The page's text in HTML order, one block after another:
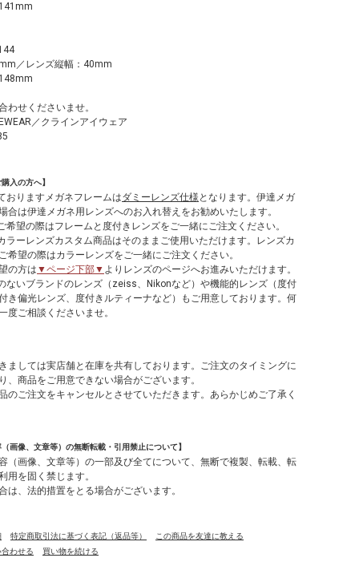
／レンズ縦幅：40mm
わせくださいませ。
／クラインアイウェア
入の方へ】
おりますメガネフレームはダミーレンズ仕様 となります。伊達メガ
合は伊達メガネ用レンズへのお入れ替えをお勧めいたします。
望の際はフレームと度付きレンズをご一緒にご注文ください。
ーレンズカスタム商品はそのままご使用いただけます。レンズカ
希望の際はカラーレンズをご一緒にご注文ください。
の方は ▼ページ下部▼ よりレンズのページへお進みいただけます。
ないブランドのレンズ（zeiss、Nikonなど）や機能的レンズ（度付
き偏光レンズ、度付きルティーナなど）もご用意しております。何
度ご相談くださいませ。
ましては実店舗と在庫を共有しております。ご注文のタイミングに
、商品をご用意できない場合がございます。
のご注文をキャンセルとさせていただきます。あらかじめご了承く
画像、文章等）の無断転載・引用禁止について】
（画像、文章等）の一部及び全てについて、無断で複製、転載、転
用を固く禁じます。
は、法的措置をとる場合がございます。
特定商取引法に基づく表記（返品等）
この商品を友達に教える
わせる
買い物を続ける